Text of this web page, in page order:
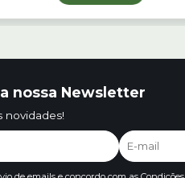
nossa Newsletter
novidades!